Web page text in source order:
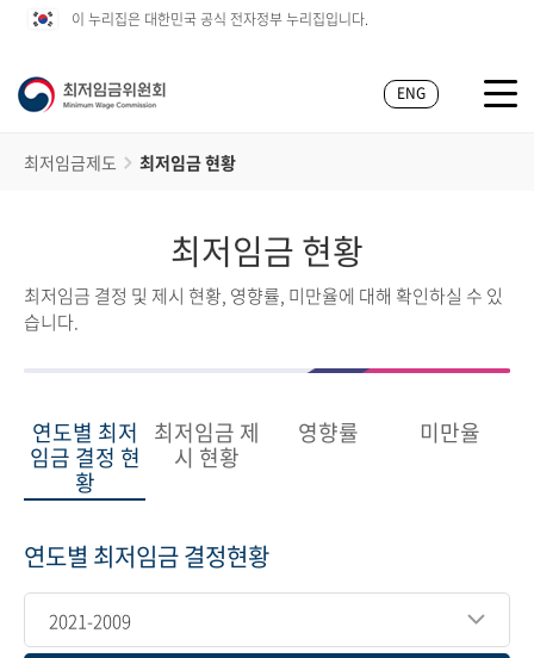
이 누리집은 대한민국 공식 전자정부 누리집입니다.
ENG
최저임금제도 최저임금 현황
최저임금 현황
최저임금 결정 및 제시 현황, 영향률, 미만율에 대해 확인하실 수 있
습니다.
연도별 최저
임금 결정 현
황
최저임금 제
시 현황
영향률 미만율
연도별 최저임금 결정현황
2021-2009